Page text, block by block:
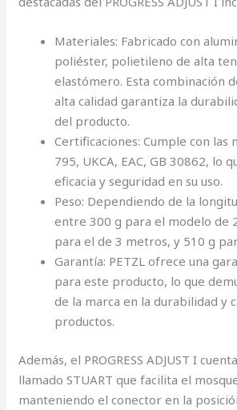
Materiales: Fabricado con
poliéster, polietileno de alta
elastómero. Esta combinación
alta calidad garantiza la
del producto.
Certificaciones: Cumple con las
795, UKCA, EAC, GB 30862, lo
eficacia y seguridad en su uso.
Peso: Dependiendo de la
entre 300 g para el modelo de
para el de 3 metros, y 510 g
Garantía: PETZL ofrece una
para este producto, lo que
de la marca en la durabilidad y
productos.
Además, el PROGRESS ADJUST I
llamado STUART que facilita el
manteniendo el conector en la